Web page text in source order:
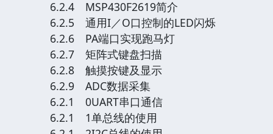
6.2.4 MSP430F2619简介
6.2.5 通用I／O口控制的LED闪烁
6.2.6 PA端口实现跑马灯
6.2.7 矩阵式键盘扫描
6.2.8 触摸按键及显示
6.2.9 ADC数据采集
6.2.1 0UART串口通信
6.2.1 1单总线的使用